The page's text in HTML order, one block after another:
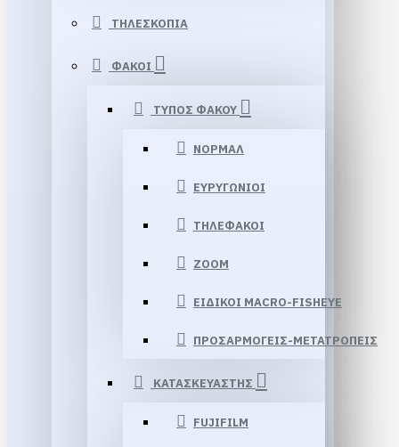
ΤΗΛΕΣΚΟΠΙΑ
ΦΑΚΟΙ
ΤΥΠΟΣ ΦΑΚΟΥ
ΝΟΡΜΑΛ
ΕΥΡΥΓΩΝΙΟΙ
ΤΗΛΕΦΑΚΟΙ
ZOOM
ΕΙΔΙΚΟΙ MACRO-FISHEYE
ΠΡΟΣΑΡΜΟΓΕΙΣ-ΜΕΤΑΤΡΟΠΕΙΣ
ΚΑΤΑΣΚΕΥΑΣΤΗΣ
FUJIFILM